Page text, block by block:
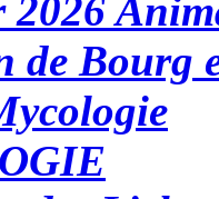
2026
de Bourg